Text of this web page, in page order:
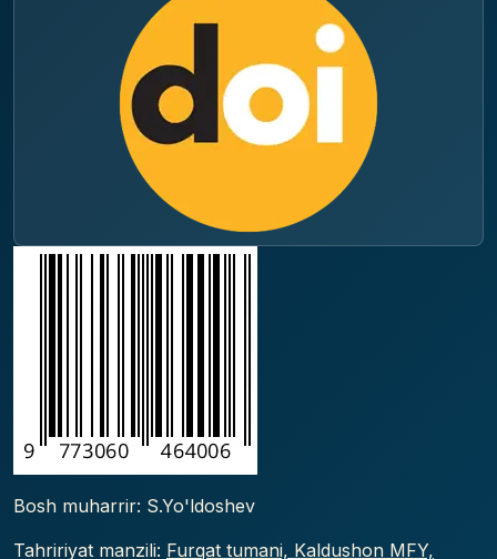
Bosh muharrir: S.Yo'ldoshev
Tahririyat manzili: Furqat tumani, Kaldushon MFY,